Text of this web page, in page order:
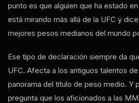
punto es que alguien que ha estado
está mirando más allá de la UFC y
mejores pesos medianos del mundo
Ese tipo de declaración siempre da
UFC. Afecta a los antiguos talentos
panorama del título de peso medio. Y
pregunta que los aficionados a las